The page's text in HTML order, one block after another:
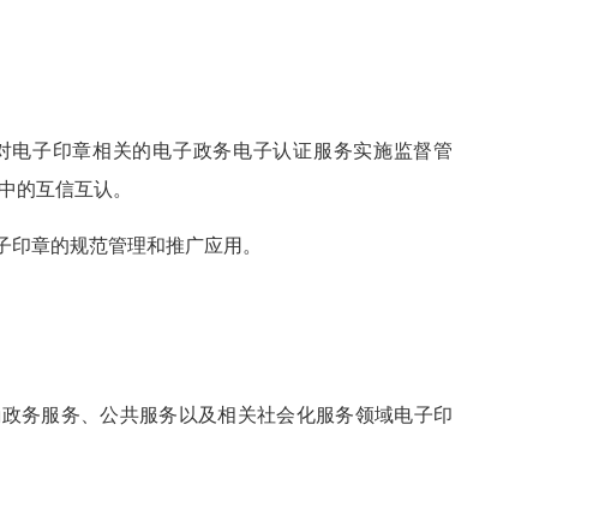
子印章相关的电子政务电子认证服务实施监督管
的互信互认。
章的规范管理和推广应用。
务服务、公共服务以及相关社会化服务领域电子印